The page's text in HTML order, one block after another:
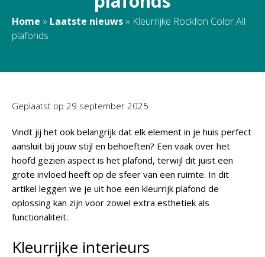
Home » Laatste nieuws » Kleurrijke Rockfon Color All
plafonds
Geplaatst op 29 september 2025
Vindt jij het ook belangrijk dat elk element in je huis perfect
aansluit bij jouw stijl en behoeften? Een vaak over het
hoofd gezien aspect is het plafond, terwijl dit juist een
grote invloed heeft op de sfeer van een ruimte. In dit
artikel leggen we je uit hoe een kleurrijk plafond de
oplossing kan zijn voor zowel extra esthetiek als
functionaliteit.
Kleurrijke interieurs